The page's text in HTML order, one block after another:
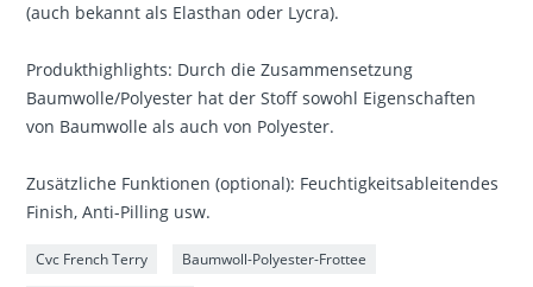
(auch bekannt als Elasthan oder Lycra).
Produkthighlights: Durch die Zusammensetzung
Baumwolle/Polyester hat der Stoff sowohl Eigenschaften
von Baumwolle als auch von Polyester.
Zusätzliche Funktionen (optional): Feuchtigkeitsableitendes
Finish, Anti-Pilling usw.
Cvc French Terry Baumwoll-Polyester-Frottee